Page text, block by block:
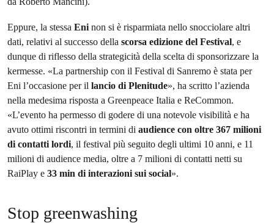
Eppure, la stessa Eni non si è risparmiata nello snocciolare altri
dati, relativi al successo della scorsa edizione del Festival, e
dunque di riflesso della strategicità della scelta di sponsorizzare la
kermesse. «La partnership con il Festival di Sanremo è stata per
Eni l’occasione per il lancio di Plenitude», ha scritto l’azienda
nella medesima risposta a Greenpeace Italia e ReCommon.
«L’evento ha permesso di godere di una notevole visibilità e ha
avuto ottimi riscontri in termini di audience con oltre 367 milioni
di contatti lordi, il festival più seguito degli ultimi 10 anni, e 11
milioni di audience media, oltre a 7 milioni di contatti netti su
RaiPlay e 33 min di interazioni sui social».
Stop greenwashing